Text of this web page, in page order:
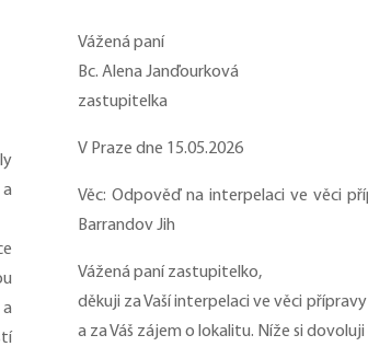
a
Vážená paní
Bc. Alena Janďourková
zastupitelka
V Praze dne 15.05.2026
Věc: Odpověď na interpelaci ve věci
Barrandov Jih
Vážená paní zastupitelko,
děkuji za Vaší interpelaci ve věci
a za Váš zájem o lokalitu. Níže si